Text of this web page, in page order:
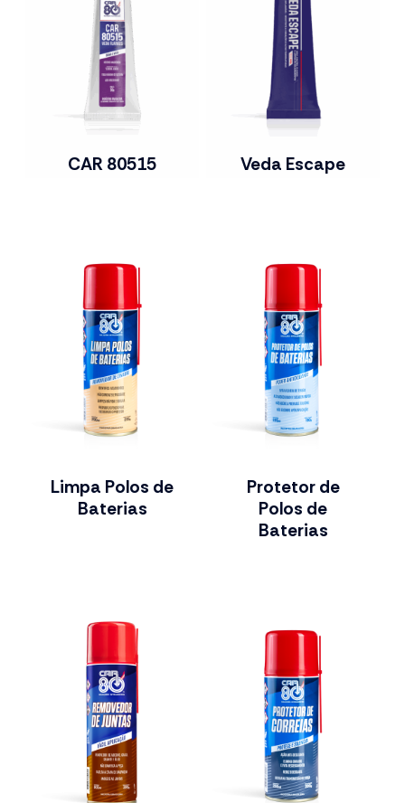
CAR 80515 Veda Escape
Limpa Polos de
Baterias
Protetor de
Polos de
Baterias